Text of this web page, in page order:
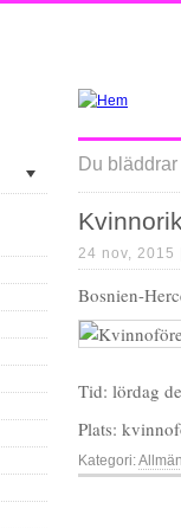
Du
24 nov, 2015 |
Bosnien-
Tid: lördag
Plats:
Kategori: